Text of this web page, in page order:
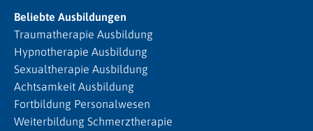
Beliebte Ausbildungen
Traumatherapie Ausbildung
Hypnotherapie Ausbildung
Sexualtherapie Ausbildung
Achtsamkeit Ausbildung
Fortbildung Personalwesen
Weiterbildung Schmerztherapie